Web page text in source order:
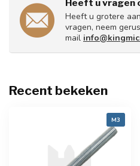
Heeft u vragen
Heeft u grotere
vragen, neem
mail
Recent bekeken
M3